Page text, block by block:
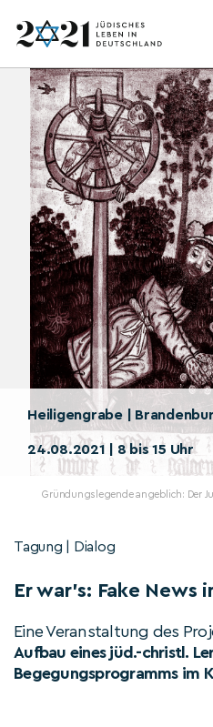
Heiligengrabe |
24.08.2021 | 8 bis 15 Uhr
Gründungslegende angeblich: Der
Tagung | Dialog
Er war’s: Fake
Eine Veranstaltung des
Aufbau eines jüd.-christl.
Begegungsprogramms im